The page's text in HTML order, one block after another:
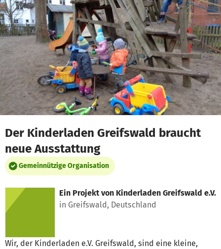
Zum Hauptinhalt springen
Erklärung zur Barrierefreiheit anzeigen
Der Kinderladen Greifswald braucht
neue Ausstattung
Gemeinnützige Organisation
Ein Projekt von Kinderladen Greifswald e.V.
in Greifswald, Deutschland
Wir, der Kinderladen e.V. Greifswald, sind eine kleine,